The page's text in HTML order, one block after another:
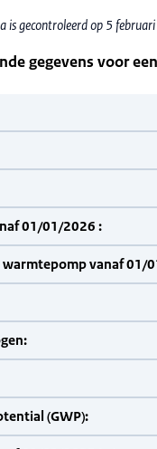
is gecontroleerd op 5
gegevens voor
01/01/2026 :
warmtepomp vanaf 01/
(GWP):